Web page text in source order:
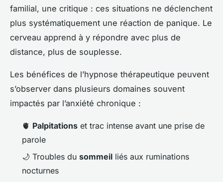
familial, une critique : ces situations ne déclenchent
plus systématiquement une réaction de panique. Le
cerveau apprend à y répondre avec plus de
distance, plus de souplesse.
Les bénéfices de l’hypnose thérapeutique peuvent
s’observer dans plusieurs domaines souvent
impactés par l’anxiété chronique :
🫀 Palpitations et trac intense avant une prise de
parole
🌙 Troubles du sommeil liés aux ruminations
nocturnes